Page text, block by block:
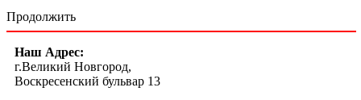
Продолжить
Наш Адрес:
г.Великий Новгород,
Воскресенский бульвар 13